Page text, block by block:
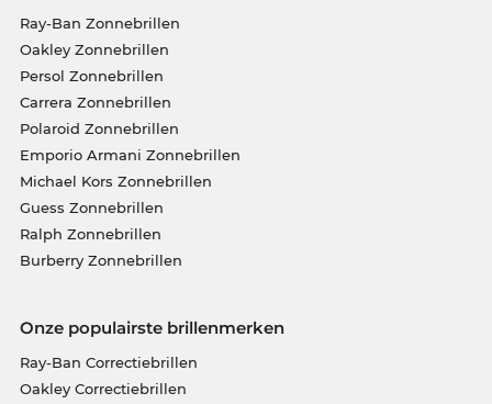
Ray-Ban Zonnebrillen
Oakley Zonnebrillen
Persol Zonnebrillen
Carrera Zonnebrillen
Polaroid Zonnebrillen
Emporio Armani Zonnebrillen
Michael Kors Zonnebrillen
Guess Zonnebrillen
Ralph Zonnebrillen
Burberry Zonnebrillen
Onze populairste brillenmerken
Ray-Ban Correctiebrillen
Oakley Correctiebrillen